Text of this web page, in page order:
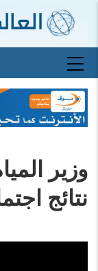
الرئيسيMain
وزير
نتائج